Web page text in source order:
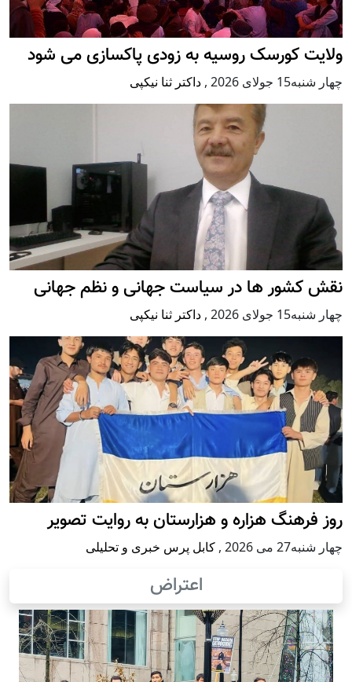
ولایت کورسک روسیه به زودی پاکسازی می شود
چهار شنبه15 جولای 2026 , داکتر ثنا نیکپی
نقش کشور ها در سیاست جهانی و نظم جهانی
چهار شنبه15 جولای 2026 , داکتر ثنا نیکپی
روز فرهنگ هزاره و هزارستان به روایت تصویر
چهار شنبه27 می 2026 , کابل پرس خبری و تحلیلی
اعتراض